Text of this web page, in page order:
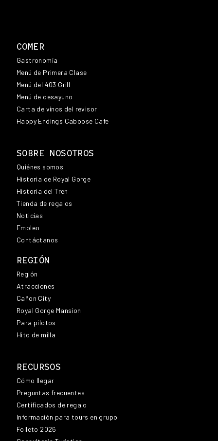
COMER
Gastronomía
Menú de Primera Clase
Menú del 403 Grill
Menú de desayuno
Carta de vinos del revisor
Happy Endings Caboose Cafe
SOBRE NOSOTROS
Quiénes somos
Historia de Royal Gorge
Historia del Tren
Tienda de regalos
Noticias
Empleo
Contáctanos
REGIÓN
Región
Atracciones
Cañon City
Royal Gorge Mansion
Para pilotos
Hito de milla
RECURSOS
Cómo llegar
Preguntas frecuentes
Certificados de regalo
Información para tours en grupo
Folleto 2026